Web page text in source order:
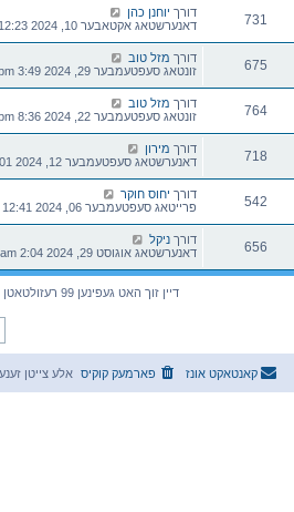
731 דורך יוחנן כהן
דאנערשטאג אקטאבער 10, 2024 12:23 pm
675 דורך מזל טוב
זונטאג סעפטעמבער 29, 2024 3:49 pm
764 דורך מזל טוב
זונטאג סעפטעמבער 22, 2024 8:36 pm
718 דורך מירון
דאנערשטאג סעפטעמבער 12, 2024 2:01 pm
542 דורך יחוס חוקר
פרייטאג סעפטעמבער 06, 2024 12:41 am
656 דורך ניקל
דאנערשטאג אוגוסט 29, 2024 2:04 am
דיין זוך האט געפינען 99 רעזולטאטן
אלע צייטן פארמעק קוקיס קאנטאקט אונז